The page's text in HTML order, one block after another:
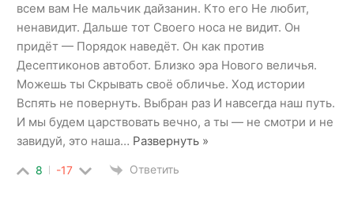
всем вам Не мальчик дайзанин. Кто его Не любит,
ненавидит. Дальше тот Своего носа не видит. Он
придёт — Порядок наведёт. Он как против
Десептиконов автобот. Близко эра Нового величья.
Можешь ты Скрывать своё обличье. Ход истории
Вспять не повернуть. Выбран раз И навсегда наш путь.
И мы будем царствовать вечно, а ты — не смотри и не
завидуй, это наша… Развернуть »
8 -17 Ответить